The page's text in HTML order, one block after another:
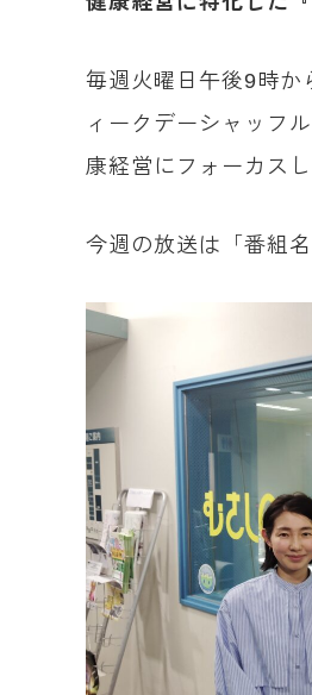
毎週火曜日午後9時か
ィークデーシャッフ
康経営にフォーカス
今週の放送は「番組